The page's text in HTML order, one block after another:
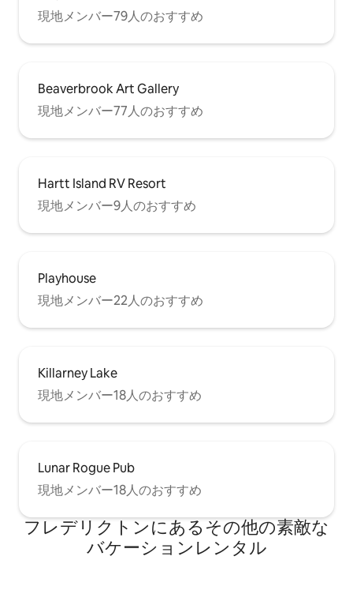
現地メンバー79人のおすすめ
Beaverbrook Art Gallery
現地メンバー77人のおすすめ
Hartt Island RV Resort
現地メンバー9人のおすすめ
Playhouse
現地メンバー22人のおすすめ
Killarney Lake
現地メンバー18人のおすすめ
Lunar Rogue Pub
現地メンバー18人のおすすめ
フレデリクトンにあるその他の素敵な
バケーションレンタル